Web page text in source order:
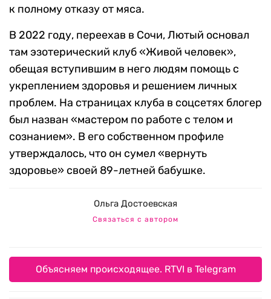
к полному отказу от мяса.
В 2022 году, переехав в Сочи, Лютый основал
там эзотерический клуб «Живой человек»,
обещая вступившим в него людям помощь с
укреплением здоровья и решением личных
проблем. На страницах клуба в соцсетях блогер
был назван «мастером по работе с телом и
сознанием». В его собственном профиле
утверждалось, что он сумел «вернуть
здоровье» своей 89-летней бабушке.
Ольга Достоевская
Связаться с автором
Объясняем происходящее. RTVI в Telegram